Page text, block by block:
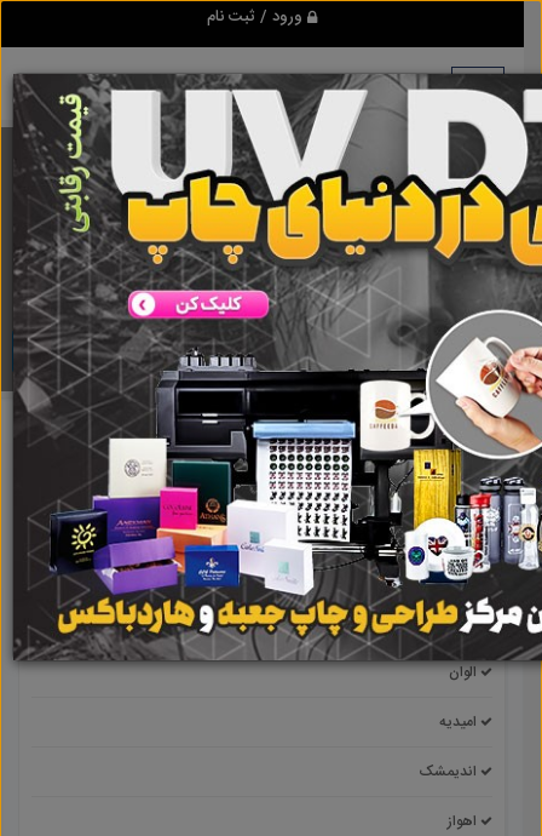
ورود / ثبت نام
برنامه اندروید ابزاریراق
مرجع نیازمندیهای ابزار و یراق آلات عمومی و صنعتی
دانلود
خوزستان
آبادان
اروندکنار
آغاجاری
الوان
امیدیه
اندیمشک
اهواز